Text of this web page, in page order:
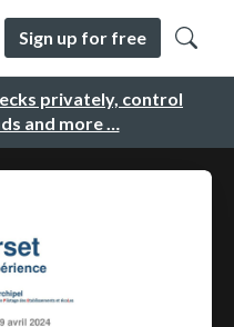
privately, control
and more …
Sign up for free